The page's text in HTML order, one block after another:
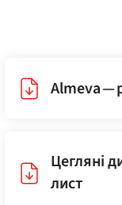
Almeva —
Цегляні
лист